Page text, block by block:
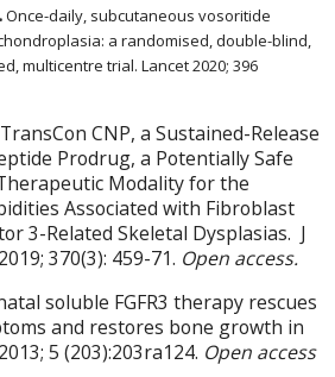
.Once-daily, subcutaneous vosoritide
a randomised, double-blind,
multicentre trial. Lancet 2020; 396
CNP, a Sustained-Release
Prodrug, a Potentially Safe
Modality for the
Associated with Fibroblast
3-Related Skeletal Dysplasias. J
370(3): 459-71. Open access.
soluble FGFR3 therapy rescues
and restores bone growth in
5 (203):203ra124. Open access